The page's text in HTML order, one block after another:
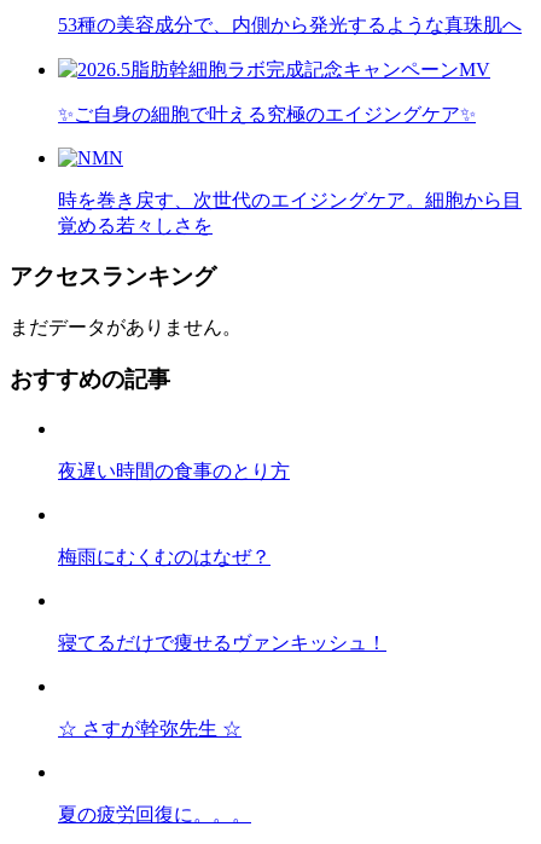
53種の美容成分で、内側から発光するような真珠肌へ
✨ご自身の細胞で叶える究極のエイジングケア✨
時を巻き戻す、次世代のエイジングケア。細胞から目
覚める若々しさを
アクセスランキング
まだデータがありません。
おすすめの記事
夜遅い時間の食事のとり方
梅雨にむくむのはなぜ？
寝てるだけで痩せるヴァンキッシュ！
☆ さすが幹弥先生 ☆
夏の疲労回復に。。。